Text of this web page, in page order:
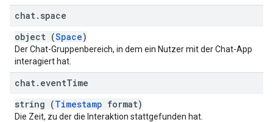
chat. space
object (Space)
Der Chat-Gruppenbereich, in dem ein Nutzer mit der Chat-App
interagiert hat.
chat. eventTime
string (Timestamp format)
Die Zeit, zu der die Interaktion stattgefunden hat.